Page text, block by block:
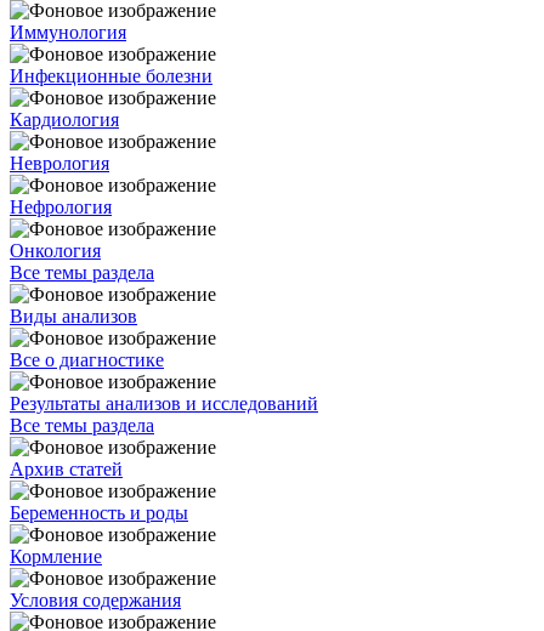
Иммунология
Инфекционные болезни
Кардиология
Неврология
Нефрология
Онкология
Все темы раздела
Виды анализов
Все о диагностике
Результаты анализов и исследований
Все темы раздела
Архив статей
Беременность и роды
Кормление
Условия содержания